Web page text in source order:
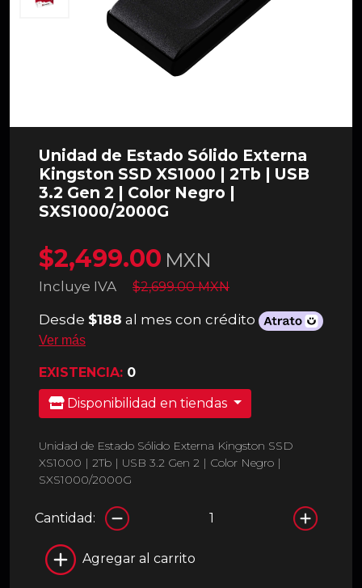
Unidad de Estado Sólido Externa
Kingston SSD XS1000 | 2Tb | USB
3.2 Gen 2 | Color Negro |
SXS1000/2000G
$2,499.00 MXN
Incluye IVA $2,699.00 MXN
Desde $188 al mes con crédito
Ver más
EXISTENCIA: 0
Disponibilidad en tiendas
Unidad de Estado Sólido Externa Kingston SSD
XS1000 | 2Tb | USB 3.2 Gen 2 | Color Negro |
SXS1000/2000G
Cantidad:
Agregar al carrito